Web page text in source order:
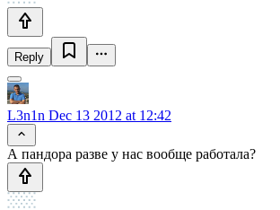
Reply
L3n1n Dec 13 2012 at 12:42
А пандора разве у нас вообще работала?